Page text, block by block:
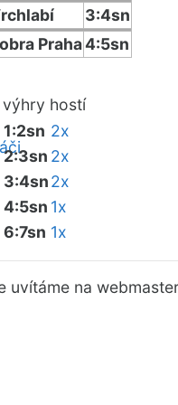
3:4sn
Praha4:5sn
výhry hostí
1:2sn 2x
2:3sn 2x
3:4sn2x
4:5sn 1x
6:7sn 1x
uvítáme na webmaster